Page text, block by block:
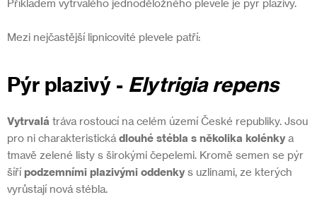
Příkladem vytrvalého jednoděložného plevele je pýr plazivý.
Mezi nejčastější lipnicovité plevele patří:
Pýr plazivý - Elytrigia repens
Vytrvalá tráva rostoucí na celém území České republiky. Jsou
pro ni charakteristická dlouhé stébla s několika kolénky a
tmavě zelené listy s širokými čepelemi. Kromě semen se pýr
šířípodzemními plazivými oddenky s uzlinami, ze kterých
vyrůstají nová stébla.